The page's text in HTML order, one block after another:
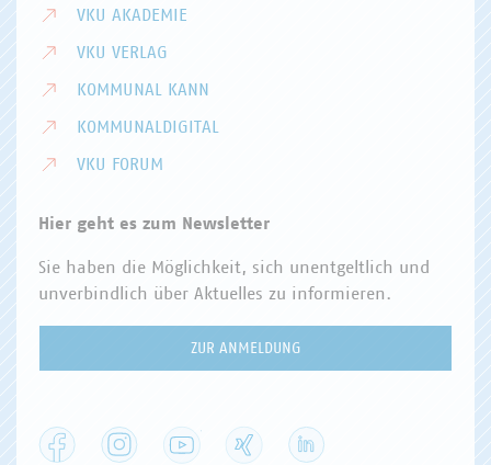
VKU AKADEMIE
VKU VERLAG
KOMMUNAL KANN
KOMMUNALDIGITAL
VKU FORUM
Hier geht es zum Newsletter
Sie haben die Möglichkeit, sich unentgeltlich und
unverbindlich über Aktuelles zu informieren.
ZUR ANMELDUNG
Facebook Instagram YouTube